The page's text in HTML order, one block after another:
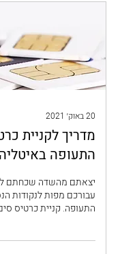
20 באוק׳ 2021
מדריך לקניית
התעופה באיטליה
יצאתם מהשדה שכחתם
עבורכם מפות לנקודות
התעופה. קניית כרטיס